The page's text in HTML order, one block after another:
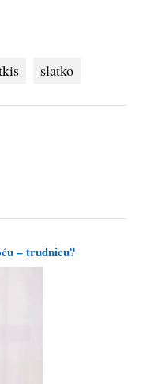
slatko
– trudnicu?